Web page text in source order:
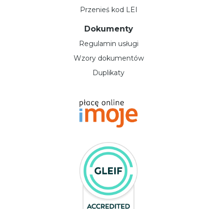
Przenieś kod LEI
Dokumenty
Regulamin usługi
Wzory dokumentów
Duplikaty